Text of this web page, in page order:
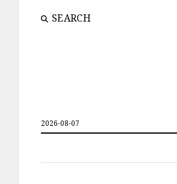
SEARCH
2026-08-07